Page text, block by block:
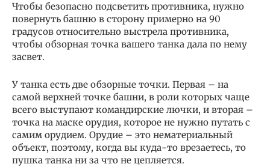
Чтобы безопасно подсветить противника, нужно
повернуть башню в сторону примерно на 90
градусов относительно выстрела противника,
чтобы обзорная точка вашего танка дала по нему
засвет.
У танка есть две обзорные точки. Первая – на
самой верхней точке башни, в роли которых чаще
всего выступают командирские лючки, и вторая –
точка на маске орудия, которое не нужно путать с
самим орудием. Орудие – это нематериальный
объект, поэтому, когда вы куда-то врезаетесь, то
пушка танка ни за что не цепляется.